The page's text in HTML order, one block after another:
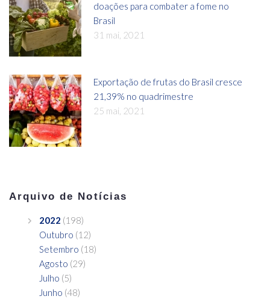
doações para combater a fome no
Brasil
31 mai, 2021
Exportação de frutas do Brasil cresce
21,39% no quadrimestre
25 mai, 2021
Arquivo de Notícias
2022 (198)
Outubro (12)
Setembro (18)
Agosto (29)
Julho (5)
Junho (48)